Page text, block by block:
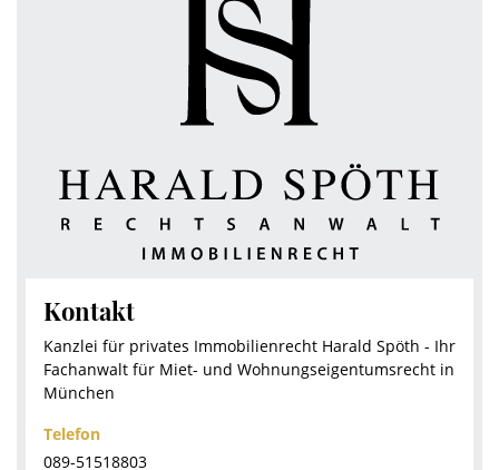
Kontakt
Kanzlei für privates Immobilienrecht Harald Spöth - Ihr
Fachanwalt für Miet- und Wohnungseigentumsrecht in
München
Telefon
089-51518803